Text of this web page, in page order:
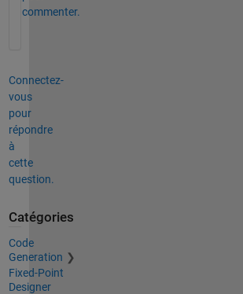
commenter.
Connectez-
vous
pour
répondre
à
cette
question.
Catégories
Code
Generation
Fixed-Point
Designer